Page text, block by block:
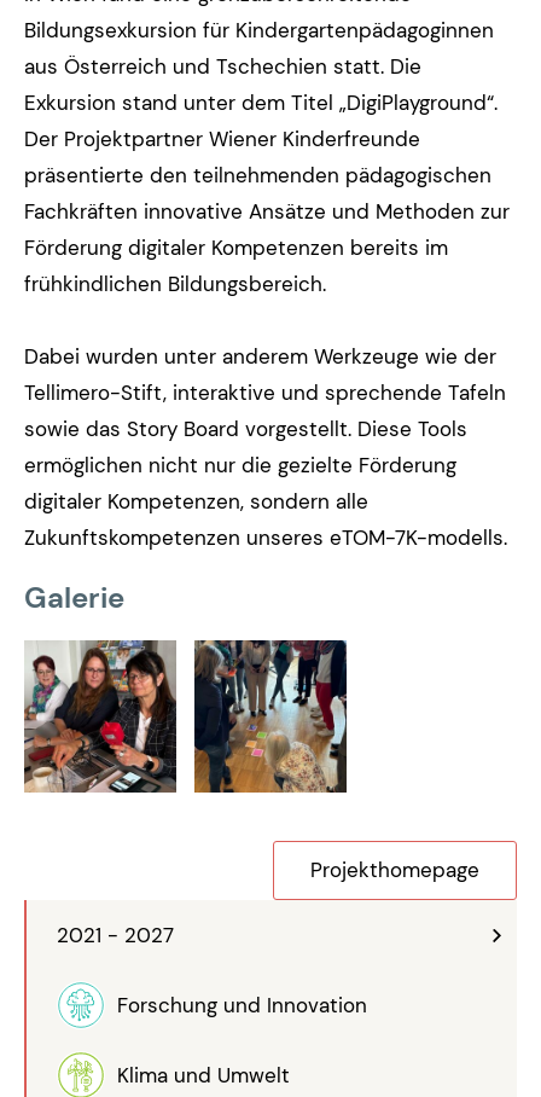
2021 - 2027
Forschung und Innovation
Klima und Umwelt
Bildungsexkursion für Kindergartenpädagoginnen
aus Österreich und Tschechien statt. Die
Exkursion stand unter dem Titel „DigiPlayground“.
Der Projektpartner Wiener Kinderfreunde
präsentierte den teilnehmenden pädagogischen
Fachkräften innovative Ansätze und Methoden zur
Förderung digitaler Kompetenzen bereits im
frühkindlichen Bildungsbereich.
Dabei wurden unter anderem Werkzeuge wie der
Tellimero-Stift, interaktive und sprechende Tafeln
sowie das Story Board vorgestellt. Diese Tools
ermöglichen nicht nur die gezielte Förderung
digitaler Kompetenzen, sondern alle
Zukunftskompetenzen unseres eTOM-7K-modells.
Galerie
Projekthomepage